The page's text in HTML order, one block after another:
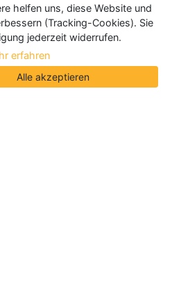
helfen uns, diese Website und
(Tracking-Cookies). Sie
jederzeit widerrufen.
erfahren
Alle akzeptieren